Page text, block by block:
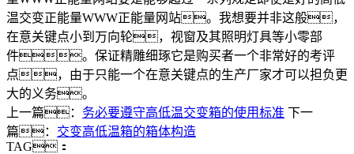
温交变正能量WWW正能量网站。我想要并非这般，
在意关键点小到万向轮，视窗及其照明灯具等小零部
件。保证精雕细琢它是购买者一个非常好的考评
点，由于只能一个在意关键点的生产厂家才可以担负更
大的义务。
上一篇： 务必要遵守高低温交变箱的使用标准 下一
篇： 交变高低温箱的箱体构造
TAG：